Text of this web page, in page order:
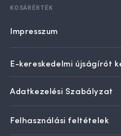
KOSÁRÉRTÉK
Impresszum
E-kereskedelmi újságírót
Adatkezelési Szabályzat
Felhasználási feltételek